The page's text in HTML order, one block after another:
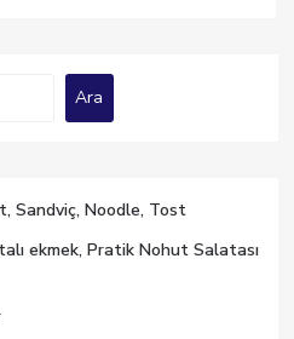
Ara
Sandviç, Noodle, Tost
ekmek, Pratik Nohut Salatası